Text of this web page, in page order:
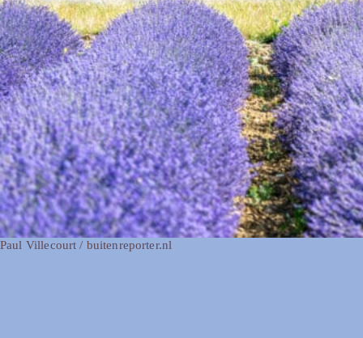
Paul Villecourt / buitenreporter.nl